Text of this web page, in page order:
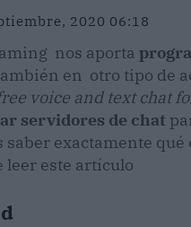
2020 06:18
nos aporta
en otro tipo de
voice and text chat
servidores de chat
saber exactamente
leer este artículo